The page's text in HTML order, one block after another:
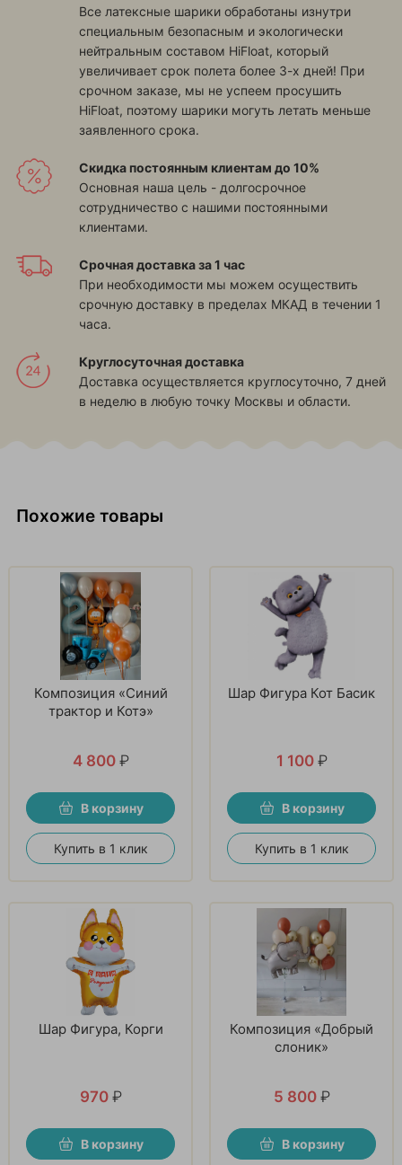
Все латексные шарики обработаны изнутри
специальным безопасным и экологически
нейтральным составом HiFloat, который
увеличивает срок полета более 3-х дней! При
срочном заказе, мы не успеем просушить
HiFloat, поэтому шарики могуть летать меньше
заявленного срока.
Скидка постоянным клиентам до 10%
Основная наша цель - долгосрочное
сотрудничество с нашими постоянными
клиентами.
Срочная доставка за 1 час
При необходимости мы можем осуществить
срочную доставку в пределах МКАД в течении 1
часа.
Круглосуточная доставка
Доставка осуществляется круглосуточно, 7 дней
в неделю в любую точку Москвы и области.
Похожие товары
Композиция «Синий
трактор и Котэ»
4 800 ₽
В корзину
Купить в 1 клик
Шар Фигура Кот Басик
1 100 ₽
В корзину
Купить в 1 клик
Шар Фигура, Корги
970 ₽
В корзину
Композиция «Добрый
слоник»
5 800 ₽
В корзину